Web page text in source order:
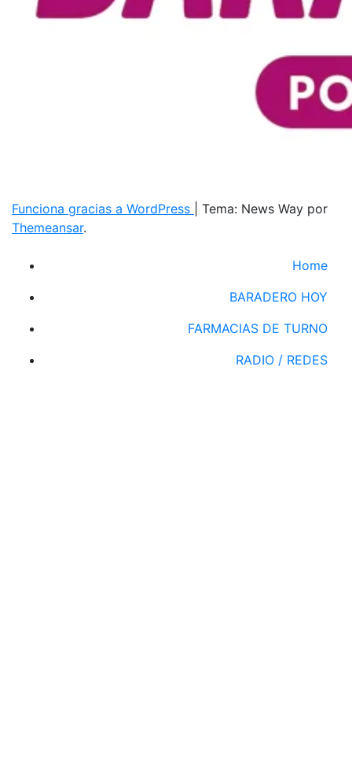
Funciona gracias a WordPress
Tema: News Way por
Themeansar.
Home
BARADERO HOY
FARMACIAS DE TURNO
RADIO / REDES